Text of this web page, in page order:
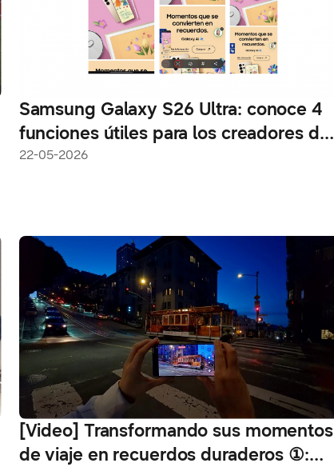
Samsung Galaxy S26 Ultra: conoce 4
funciones útiles para los creadores de
contenido
22-05-2026
[Video] Transformando sus momentos
de viaje en recuerdos duraderos ①: